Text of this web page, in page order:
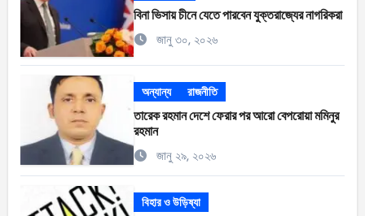
বিনা ভিসায় চীনে যেতে পারবেন যুক্তরাজ্যের নাগরিকরা
জানু ৩০, ২০২৬
অন্যান্য রাজনীতি
তারেক রহমান দেশে ফেরার পর আরো বেপরোয়া মমিনুর
রহমান
জানু ২৯, ২০২৬
বিহার ও উড়িষ্যা